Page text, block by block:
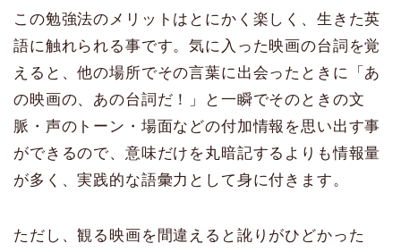
この勉強法のメリットはとにかく楽しく、生きた英
語に触れられる事です。気に入った映画の台詞を覚
えると、他の場所でその言葉に出会ったときに「あ
の映画の、あの台詞だ！」と一瞬でそのときの文
脈・声のトーン・場面などの付加情報を思い出す事
ができるので、意味だけを丸暗記するよりも情報量
が多く、実践的な語彙力として身に付きます。
ただし、観る映画を間違えると訛りがひどかった